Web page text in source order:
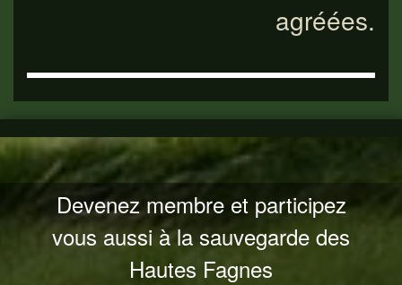
agréées.
Devenez membre et participez
vous aussi à la sauvegarde des
Hautes Fagnes